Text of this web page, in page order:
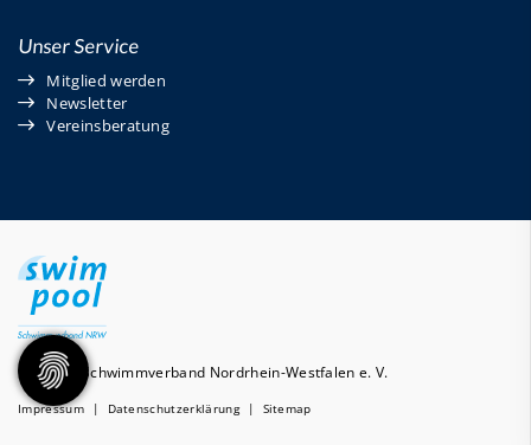
Unser Service
Mitglied werden
Newsletter
Vereinsberatung
© 2026 - Schwimmverband Nordrhein-Westfalen e. V.
Impressum| Datenschutzerklärung| Sitemap